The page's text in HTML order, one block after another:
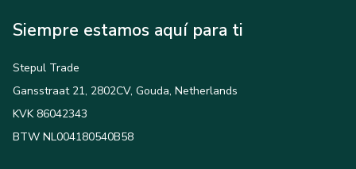
Siempre estamos aquí para ti
Stepul Trade
Gansstraat 21, 2802CV, Gouda, Netherlands
KVK 86042343
BTW NL004180540B58